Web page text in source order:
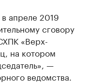
апреле 2019
сговору
«Верх-
на котором
—
ведомства.